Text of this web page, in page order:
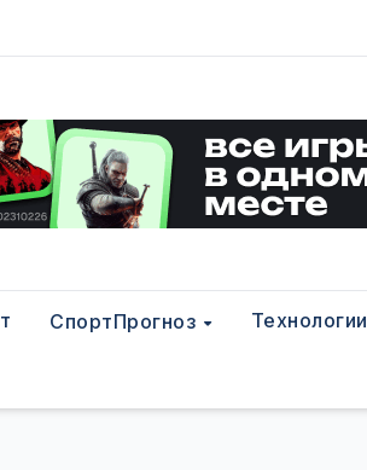
СпортПрогноз Технологии